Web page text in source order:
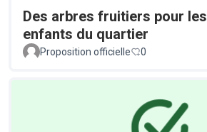
Des arbres fruitiers pour les
enfants du quartier
Proposition officielle 0